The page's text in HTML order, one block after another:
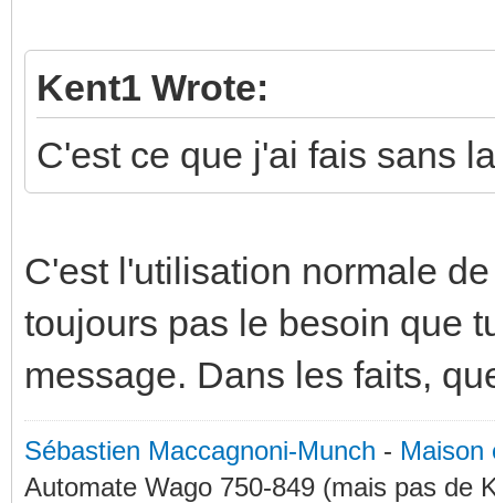
Kent1 Wrote:
C'est ce que j'ai fais sans
C'est l'utilisation normale
toujours pas le besoin que
message. Dans les faits,
Sébastien Maccagnoni-Munch - Maison
Automate Wago 750-849 (mais pas de